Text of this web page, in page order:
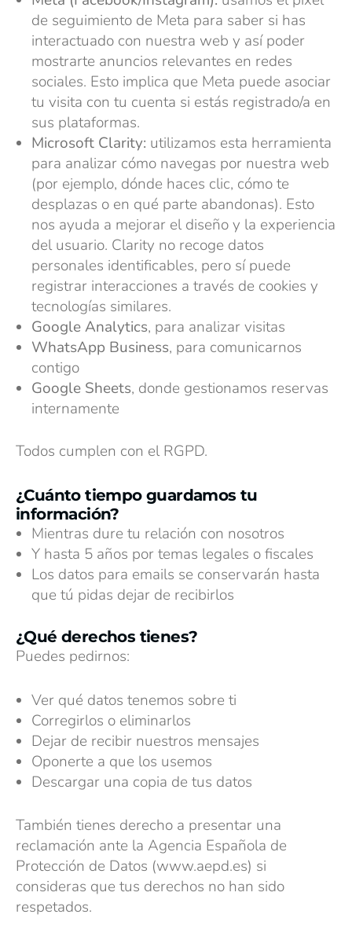
de seguimiento de Meta para saber si has
interactuado con nuestra web y así poder
mostrarte anuncios relevantes en redes
sociales. Esto implica que Meta puede asociar
tu visita con tu cuenta si estás registrado/a en
sus plataformas.
Microsoft Clarity: utilizamos esta herramienta
para analizar cómo navegas por nuestra web
(por ejemplo, dónde haces clic, cómo te
desplazas o en qué parte abandonas). Esto
nos ayuda a mejorar el diseño y la experiencia
del usuario. Clarity no recoge datos
personales identificables, pero sí puede
registrar interacciones a través de cookies y
tecnologías similares.
Google Analytics, para analizar visitas
WhatsApp Business, para comunicarnos
contigo
Google Sheets, donde gestionamos reservas
internamente
Todos cumplen con el RGPD.
¿Cuánto tiempo guardamos tu
información?
Mientras dure tu relación con nosotros
Y hasta 5 años por temas legales o fiscales
Los datos para emails se conservarán hasta
que tú pidas dejar de recibirlos
¿Qué derechos tienes?
Puedes pedirnos:
Ver qué datos tenemos sobre ti
Corregirlos o eliminarlos
Dejar de recibir nuestros mensajes
Oponerte a que los usemos
Descargar una copia de tus datos
También tienes derecho a presentar una
reclamación ante la Agencia Española de
Protección de Datos (www.aepd.es) si
consideras que tus derechos no han sido
respetados.